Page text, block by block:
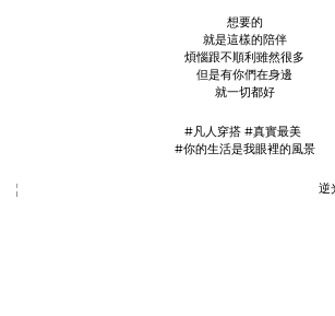
想要的
就是這樣的陪伴
煩惱跟不順利雖然很多
但是有你們在身邊
就一切都好
#凡人穿搭 #真實最美
#你的生活是我眼裡的風景